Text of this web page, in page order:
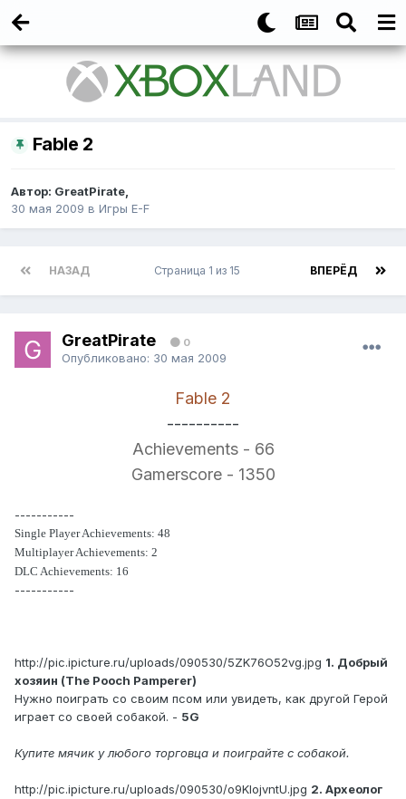
Fable 2
Автор: GreatPirate,
30 мая 2009 в Игры E-F
НАЗАД ВПЕРЁД
Страница 1 из 15
GreatPirate 0
Опубликовано: 30 мая 2009
Fable 2
----------
Achievements - 66
Gamerscore - 1350
-----------
Single Player Achievements: 48
Multiplayer Achievements: 2
DLC Achievements: 16
-----------
http://pic.ipicture.ru/uploads/090530/5ZK76O52vg.jpg 1. Добрый
хозяин (The Pooch Pamperer)
Нужно поиграть со своим псом или увидеть, как другой Герой
играет со своей собакой. - 5G
Купите мячик у любого торговца и поиграйте с собакой.
http://pic.ipicture.ru/uploads/090530/o9KlojvntU.jpg 2. Археолог